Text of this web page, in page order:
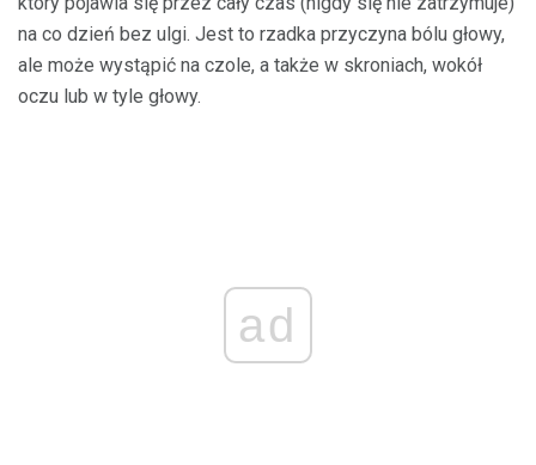
na co dzień bez ulgi. Jest to rzadka przyczyna bólu głowy,
ale może wystąpić na czole, a także w skroniach, wokół
oczu lub w tyle głowy.
ad